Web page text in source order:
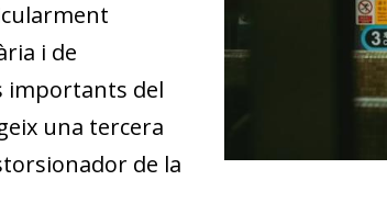
i de
importants del
una tercera
de la